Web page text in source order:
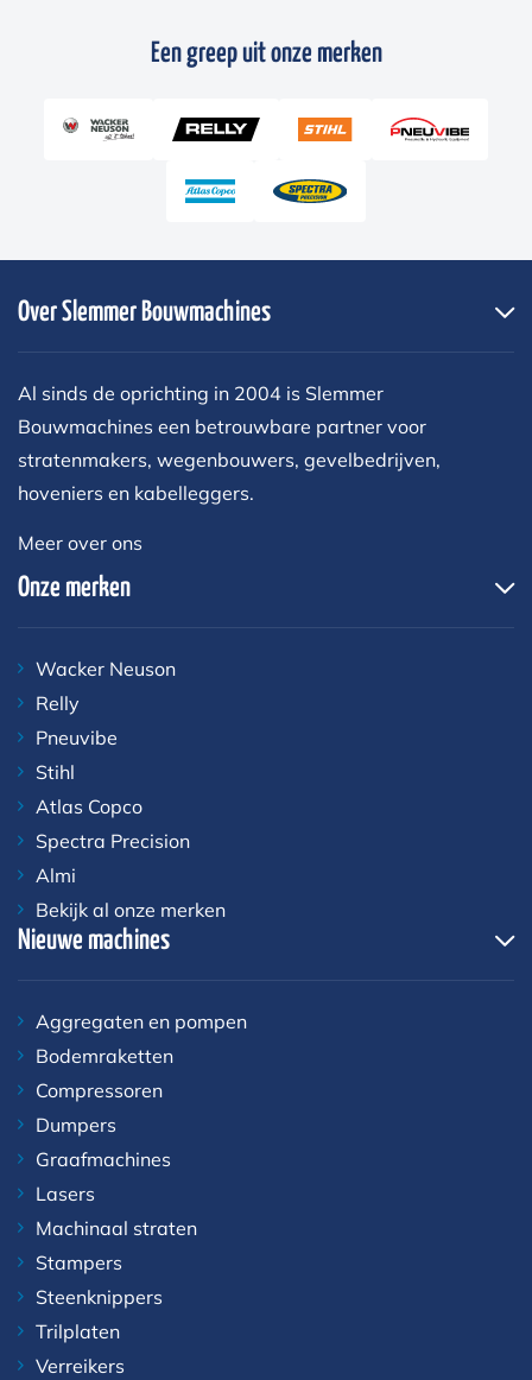
Een greep uit onze merken
Over Slemmer Bouwmachines
Al sinds de oprichting in 2004 is Slemmer
Bouwmachines een betrouwbare partner voor
stratenmakers, wegenbouwers, gevelbedrijven,
hoveniers en kabelleggers.
Meer over ons
Onze merken
Wacker Neuson
Relly
Pneuvibe
Stihl
Atlas Copco
Spectra Precision
Almi
Bekijk al onze merken
Nieuwe machines
Aggregaten en pompen
Bodemraketten
Compressoren
Dumpers
Graafmachines
Lasers
Machinaal straten
Stampers
Steenknippers
Trilplaten
Verreikers